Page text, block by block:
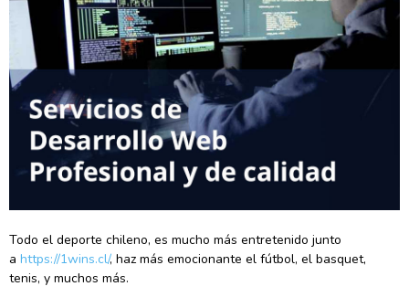
Todo el deporte chileno, es mucho más entretenido junto
a https://1wins.cl/, haz más emocionante el fútbol, el basquet,
tenis, y muchos más.